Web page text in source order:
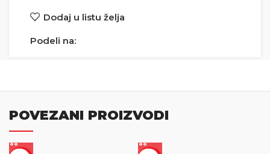
Dodaj u listu želja
Podeli na:
POVEZANI PROIZVODI